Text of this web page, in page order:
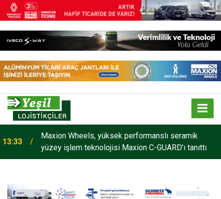
13:33
Maxion Wheels, yüksek performanslı seramik
yüzey işlem teknolojisi Maxion C-GUARD’ı tanıttı